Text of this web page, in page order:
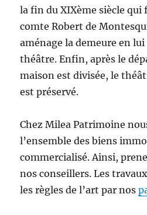
la fin du XIXème siècle qui
comte Robert de
aménage la demeure en
théâtre. Enfin, après le
maison est divisée, le
est préservé.
Chez Milea Patrimoine
l’ensemble des biens
commercialisé. Ainsi,
nos conseillers. Les
les règles de l’art par nos